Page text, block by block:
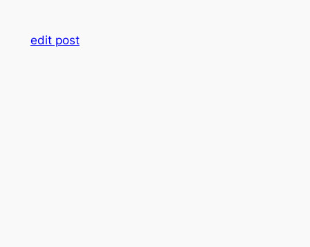
edit post